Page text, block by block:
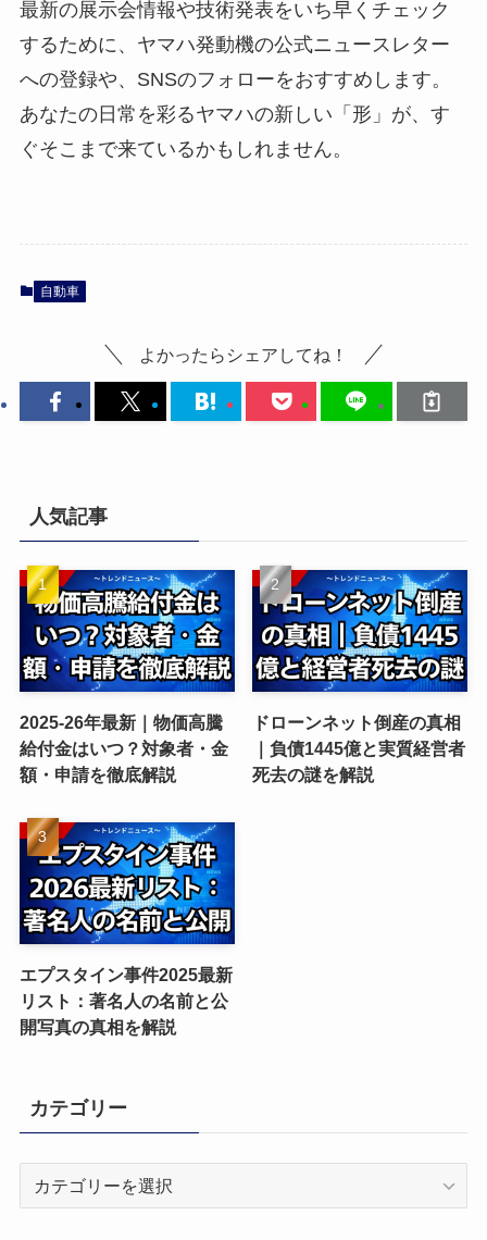
最新の展示会情報や技術発表をいち早くチェック
するために、ヤマハ発動機の公式ニュースレター
への登録や、SNSのフォローをおすすめします。
あなたの日常を彩るヤマハの新しい「形」が、す
ぐそこまで来ているかもしれません。
自動車
よかったらシェアしてね！
人気記事
2025-26年最新｜物価高騰
給付金はいつ？対象者・金
額・申請を徹底解説
ドローンネット倒産の真相
｜負債1445億と実質経営者
死去の謎を解説
エプスタイン事件2025最新
リスト：著名人の名前と公
開写真の真相を解説
カテゴリー